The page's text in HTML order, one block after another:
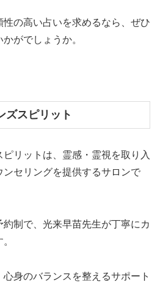
の高い占いを求めるなら、ぜひ
がでしょうか。
ズスピリット
ピリットは、霊感・霊視を取り入
セリングを提供するサロンで
制で、光来早苗先生が丁寧にカ
身のバランスを整えるサポート